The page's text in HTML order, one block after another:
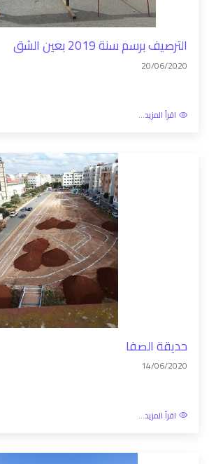
الترصيف برسم سنة 2019 بعين الشق
20/06/2020
اقرأ المزيد...
حديقة الصفا
14/06/2020
اقرأ المزيد...